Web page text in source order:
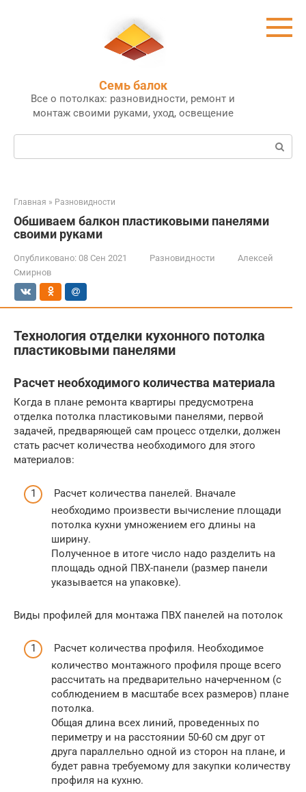
Семь балок
Все о потолках: разновидности, ремонт и
монтаж своими руками, уход, освещение
Поиск:
Главная » Разновидности
Обшиваем балкон пластиковыми панелями
своими руками
Опубликовано: 08 Сен 2021 Разновидности
Алексей
Смирнов
Технология отделки кухонного потолка
пластиковыми панелями
Расчет необходимого количества материала
Когда в плане ремонта квартиры предусмотрена
отделка потолка пластиковыми панелями, первой
задачей, предваряющей сам процесс отделки, должен
стать расчет количества необходимого для этого
материалов:
Расчет количества панелей. Вначале
необходимо произвести вычисление площади
потолка кухни умножением его длины на
ширину.
Полученное в итоге число надо разделить на
площадь одной ПВХ-панели (размер панели
указывается на упаковке).
Виды профилей для монтажа ПВХ панелей на потолок
Расчет количества профиля. Необходимое
количество монтажного профиля проще всего
рассчитать на предварительно начерченном (с
соблюдением в масштабе всех размеров) плане
потолка.
Общая длина всех линий, проведенных по
периметру и на расстоянии 50-60 см друг от
друга параллельно одной из сторон на плане, и
будет равна требуемому для закупки количеству
профиля на кухню.